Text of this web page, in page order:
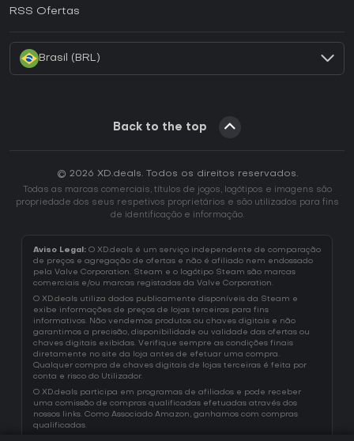
RSS Ofertas
Brasil (BRL)
Back to the top
© 2026 XD.deals. Todos os direitos reservados.
Todas as marcas comerciais, títulos de jogos, logótipos e imagens são
propriedade dos seus respetivos proprietários e são utilizados para fins
de identificação e informação.
Aviso Legal: O XD.deals é um serviço independente de comparação
de preços e agregação de ofertas e não é afiliado nem endossado
pela Valve Corporation. Steam e o logótipo Steam são marcas
comerciais e/ou marcas registadas da Valve Corporation.
O XD.deals utiliza dados publicamente disponíveis da Steam e
exibe informações de preços de lojas terceiras para fins
informativos. Não vendemos produtos ou chaves digitais e não
garantimos a precisão, disponibilidade ou validade das ofertas ou
chaves digitais exibidas. Verifique sempre as condições finais
diretamente no site da loja antes de efetuar uma compra.
Qualquer compra de chaves digitais de lojas terceiras é feita por
conta e risco do Utilizador.
O XD.deals participa em programas de afiliados e pode receber
uma comissão de compras qualificadas efetuadas através dos
nossos links. Como Associado Amazon, ganhamos com compras
qualificadas.